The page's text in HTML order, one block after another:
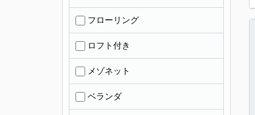
フローリング
ロフト付き
メゾネット
ベランダ